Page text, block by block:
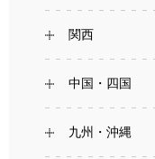
関西
中国・四国
九州・沖縄